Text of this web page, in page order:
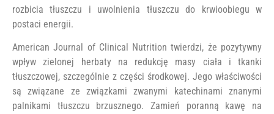
rozbicia tłuszczu i uwolnienia tłuszczu do krwioobiegu w
postaci energii.
American Journal of Clinical Nutrition twierdzi, że pozytywny
wpływ zielonej herbaty na redukcję masy ciała i tkanki
tłuszczowej, szczególnie z części środkowej. Jego właściwości
są związane ze związkami zwanymi katechinami znanymi
palnikami tłuszczu brzusznego. Zamień poranną kawę na